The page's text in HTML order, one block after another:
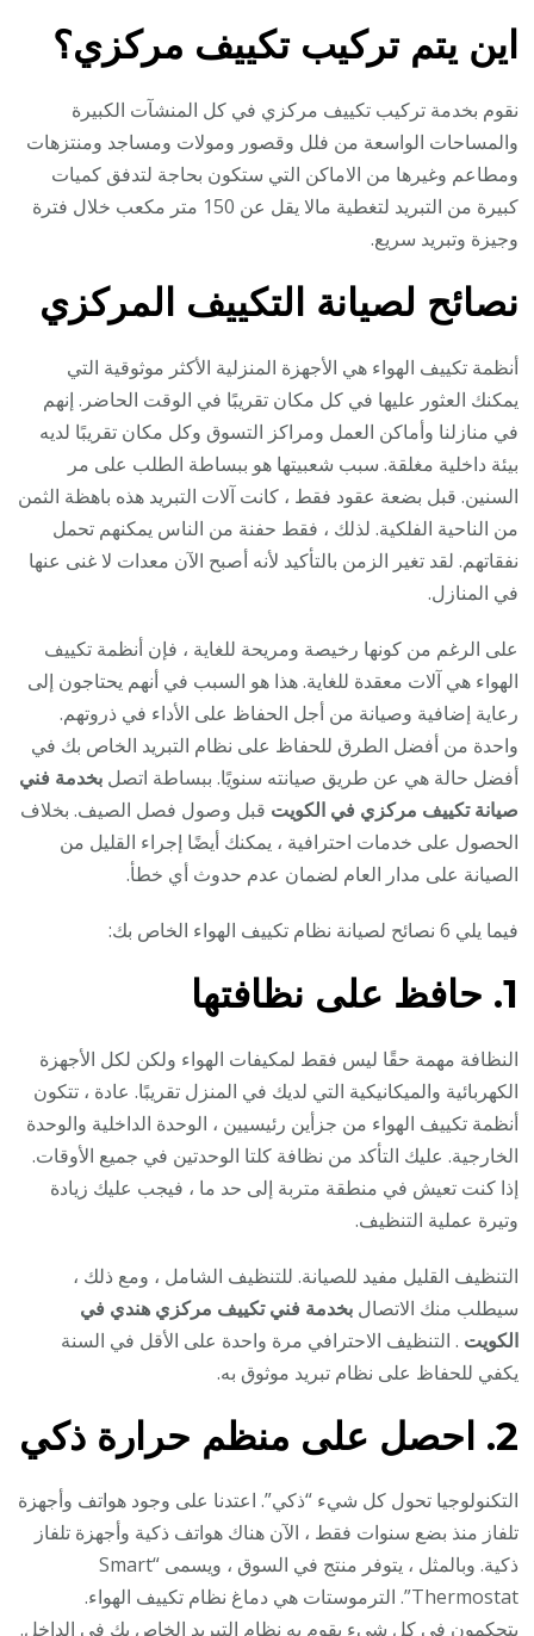
اين يتم تركيب تكييف مركزي؟
نقوم بخدمة تركيب تكييف مركزي في كل المنشآت الكبيرة
والمساحات الواسعة من فلل وقصور ومولات ومساجد ومنتزهات
ومطاعم وغيرها من الاماكن التي ستكون بحاجة لتدفق كميات
كبيرة من التبريد لتغطية مالا يقل عن 150 متر مكعب خلال فترة
وجيزة وتبريد سريع.
نصائح لصيانة التكييف المركزي
أنظمة تكييف الهواء هي الأجهزة المنزلية الأكثر موثوقية التي
يمكنك العثور عليها في كل مكان تقريبًا في الوقت الحاضر. إنهم
في منازلنا وأماكن العمل ومراكز التسوق وكل مكان تقريبًا لديه
بيئة داخلية مغلقة. سبب شعبيتها هو ببساطة الطلب على مر
السنين. قبل بضعة عقود فقط ، كانت آلات التبريد هذه باهظة الثمن
من الناحية الفلكية. لذلك ، فقط حفنة من الناس يمكنهم تحمل
نفقاتهم. لقد تغير الزمن بالتأكيد لأنه أصبح الآن معدات لا غنى عنها
في المنازل.
على الرغم من كونها رخيصة ومريحة للغاية ، فإن أنظمة تكييف
الهواء هي آلات معقدة للغاية. هذا هو السبب في أنهم يحتاجون إلى
رعاية إضافية وصيانة من أجل الحفاظ على الأداء في ذروتهم.
واحدة من أفضل الطرق للحفاظ على نظام التبريد الخاص بك في
أفضل حالة هي عن طريق صيانته سنويًا. ببساطة اتصلبخدمة فني
صيانة تكييف مركزي في الكويت قبل وصول فصل الصيف. بخلاف
الحصول على خدمات احترافية ، يمكنك أيضًا إجراء القليل من
الصيانة على مدار العام لضمان عدم حدوث أي خطأ.
فيما يلي 6 نصائح لصيانة نظام تكييف الهواء الخاص بك:
1. حافظ على نظافتها
النظافة مهمة حقًا ليس فقط لمكيفات الهواء ولكن لكل الأجهزة
الكهربائية والميكانيكية التي لديك في المنزل تقريبًا. عادة ، تتكون
أنظمة تكييف الهواء من جزأين رئيسيين ، الوحدة الداخلية والوحدة
الخارجية. عليك التأكد من نظافة كلتا الوحدتين في جميع الأوقات.
إذا كنت تعيش في منطقة متربة إلى حد ما ، فيجب عليك زيادة
وتيرة عملية التنظيف.
التنظيف القليل مفيد للصيانة. للتنظيف الشامل ، ومع ذلك ،
سيطلب منك الاتصالبخدمة فني تكييف مركزي هندي في
الكويت . التنظيف الاحترافي مرة واحدة على الأقل في السنة
يكفي للحفاظ على نظام تبريد موثوق به.
2. احصل على منظم حرارة ذكي
التكنولوجيا تحول كل شيء “ذكي”. اعتدنا على وجود هواتف وأجهزة
تلفاز منذ بضع سنوات فقط ، الآن هناك هواتف ذكية وأجهزة تلفاز
ذكية. وبالمثل ، يتوفر منتج في السوق ، ويسمى “Smart
Thermostat”. الترموستات هي دماغ نظام تكييف الهواء.
يتحكمون في كل شيء يقوم به نظام التبريد الخاص بك في الداخل.